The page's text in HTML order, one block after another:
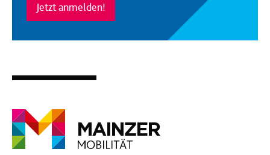
Jetzt anmelden!